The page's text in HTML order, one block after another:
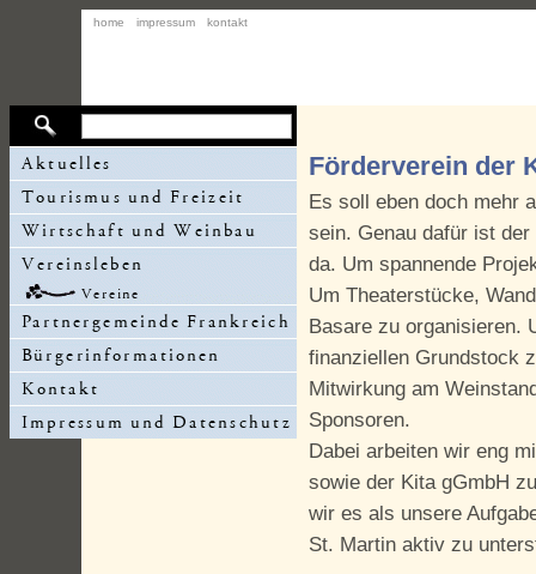
home impressum kontakt
Förderverein der
Es soll eben doch mehr
sein. Genau dafür ist
da. Um spannende
Um Theaterstücke,
Basare zu organisieren.
finanziellen Grundstock
Mitwirkung am
Sponsoren.
Dabei arbeiten wir eng
sowie der Kita gGmbH
wir es als unsere
St. Martin aktiv zu